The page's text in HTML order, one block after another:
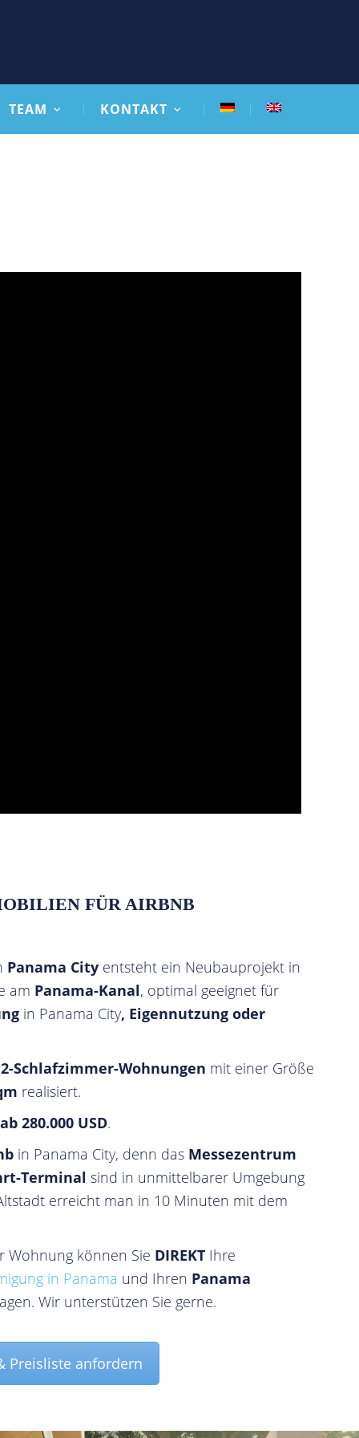
TEAM KONTAKT
FÜR AIRBNB
Panama City entsteht ein Neubauprojekt in
am Panama-Kanal, optimal geeignet für
in Panama City, Eigennutzung oder
Schlafzimmer-Wohnungen mit einer Größe
realisiert.
280.000 USD.
in Panama City, denn das Messezentrum
Terminal sind in unmittelbarer Umgebung
erreicht man in 10 Minuten mit dem
Wohnung können Sie DIREKT Ihre
in Panama und Ihren Panama
Wir unterstützen Sie gerne.
Preisliste anfordern